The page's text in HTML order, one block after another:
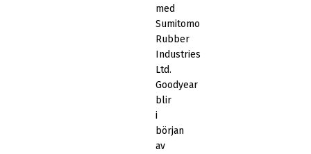
med
Sumitomo
Rubber
Industries
Ltd.
Goodyear
blir
i
början
av